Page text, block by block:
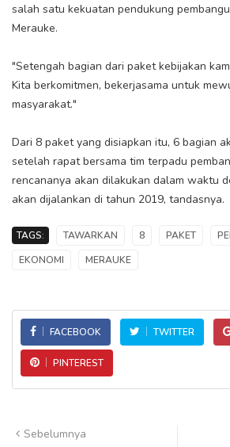
salah satu kekuatan pendukung
Merauke.
"Setengah bagian dari paket kebijakan
Kita berkomitmen, bekerjasama untuk
masyarakat."
Dari 8 paket yang disiapkan itu, 6 bagian
setelah rapat bersama tim terpadu
rencananya akan dilakukan dalam waktu
akan dijalankan di tahun 2019, tandasnya.
TAGS: TAWARKAN 8 PAKET
EKONOMI
MERAUKE
FACEBOOK TWITTER
PINTEREST
Sebelumnya